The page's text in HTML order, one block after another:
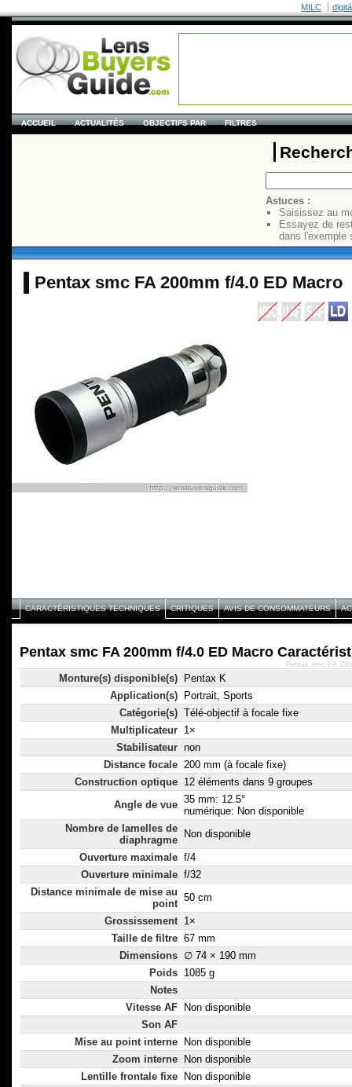
MILC
ACCUEIL ACTUALITÉS OBJECTIFS PAR FILTRES
Astuces :
Saisissez au
Essayez de
dans
Pentax smc FA 200mm f/4.0 ED Macro
CARACTÉRISTIQUES TECHNIQUES CRITIQUES AVIS DE CONSOMMATEURS
Pentax smc FA 200mm f/4.0 ED Macro
Monture(s) disponible(s)
Pentax K
Application(s)
Portrait, Sports
Catégorie(s) Télé-objectif à focale fixe
Multiplicateur 1×
Stabilisateur non
Distance focale 200 mm (à focale fixe)
Construction optique 12 éléments dans 9 groupes
Angle de vue 35 mm: 12.5°
numérique: Non disponible
Nombre de lamelles de
diaphragme
Non disponible
Ouverture maximale f/4
Ouverture minimale f/32
Distance minimale de mise au
point
50 cm
Grossissement 1×
Taille de filtre 67 mm
Dimensions ∅ 74 × 190 mm
Poids 1085 g
Notes
Vitesse AF
Non disponible
Son AF
Mise au point interne
Non disponible
Zoom interne
Non disponible
Lentille frontale fixe
Non disponible
Pentax smc FA